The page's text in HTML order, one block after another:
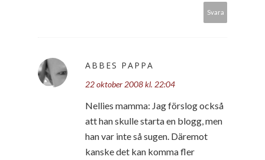
Svara
ABBES PAPPA
22 oktober 2008 kl. 22:04
Nellies mamma: Jag förslog också
att han skulle starta en blogg, men
han var inte så sugen. Däremot
kanske det kan komma fler